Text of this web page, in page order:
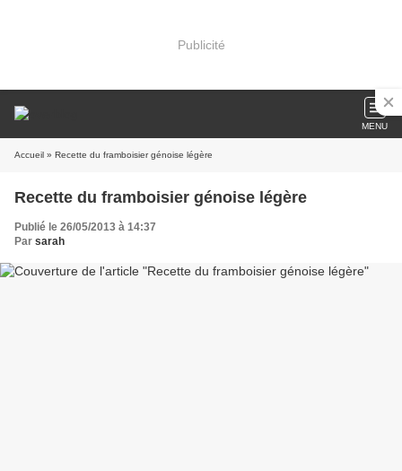
Publicité
MENU
Accueil » Recette du framboisier génoise légère
Recette du framboisier génoise légère
Publié le 26/05/2013 à 14:37
Par sarah